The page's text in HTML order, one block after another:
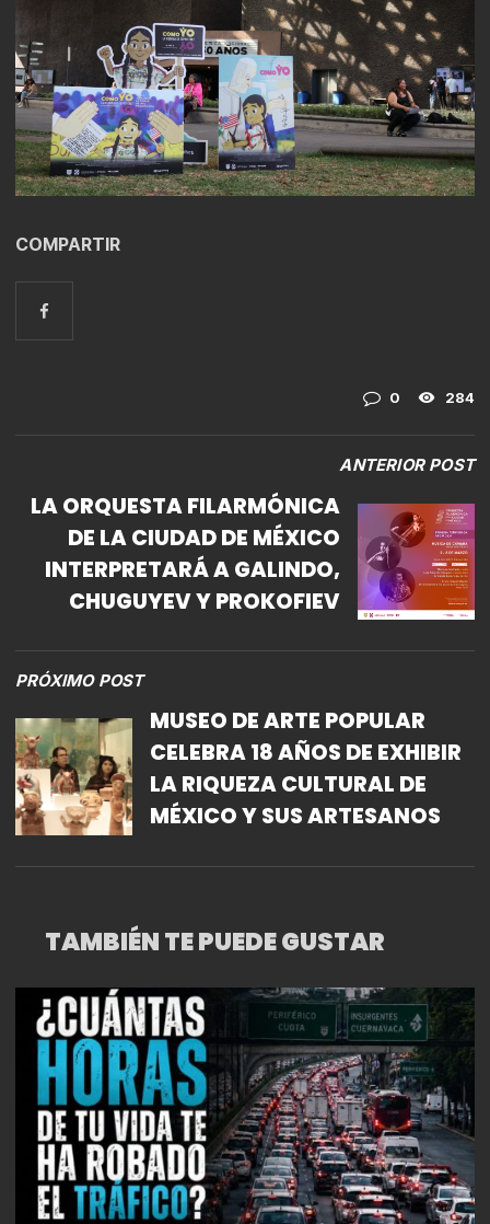
COMPARTIR
0 284
ANTERIOR POST
LA ORQUESTA FILARMÓNICA
DE LA CIUDAD DE MÉXICO
INTERPRETARÁ A GALINDO,
CHUGUYEV Y PROKOFIEV
PRÓXIMO POST
MUSEO DE ARTE POPULAR
CELEBRA 18 AÑOS DE EXHIBIR
LA RIQUEZA CULTURAL DE
MÉXICO Y SUS ARTESANOS
TAMBIÉN TE PUEDE GUSTAR